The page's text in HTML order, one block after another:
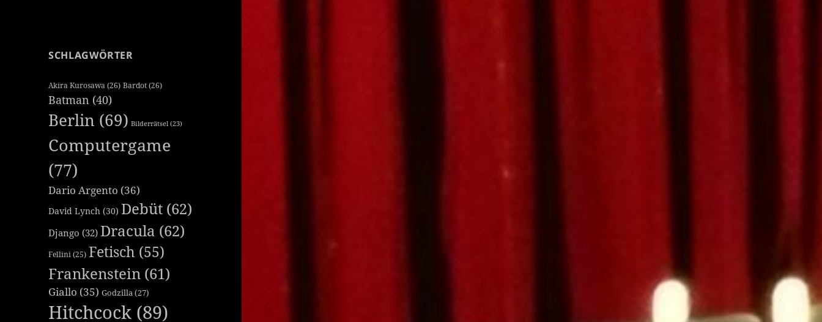
SCHLAGWÖRTER
Akira Kurosawa (26) Bardot(26)
Batman (40)
Berlin (69) Bilderrätsel (23)
Computergame
(77)
Dario Argento (36)
David Lynch (30) Debüt (62)
Django (32) Dracula (62)
Fellini (25) Fetisch (55)
Frankenstein (61)
Giallo (35) Godzilla(27)
Hitchcock (89)